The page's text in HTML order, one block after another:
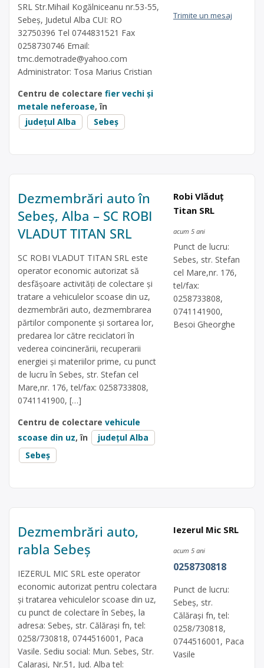
SRL Str.Mihail Kogălniceanu nr.53-55,
Sebeș, Judetul Alba CUI: RO
32750396 Tel 0744831521 Fax
0258730746 Email:
tmc.demotrade@yahoo.com
Administrator: Tosa Marius Cristian
Centru de colectare fier vechi și
metale neferoase, în
județul Alba
Sebeș
Trimite un mesaj
Dezmembrări auto în
Sebeș, Alba – SC ROBI
VLADUT TITAN SRL
SC ROBI VLADUT TITAN SRL este
operator economic autorizat să
desfăşoare activităţi de colectare şi
tratare a vehiculelor scoase din uz,
dezmembrări auto, dezmembrarea
părtilor componente și sortarea lor,
predarea lor către reciclatori în
vederea coincinerării, recuperarii
energiei și materiilor prime, cu punct
de lucru în Sebes, str. Stefan cel
Mare,nr. 176, tel/fax: 0258733808,
0741141900, […]
Centru de colectare vehicule
scoase din uz, în
județul Alba
Sebeș
Robi Vlăduţ
Titan SRL
acum 5 ani
Punct de lucru:
Sebes, str. Stefan
cel Mare,nr. 176,
tel/fax:
0258733808,
0741141900,
Besoi Gheorghe
Dezmembrări auto,
rabla Sebeș
IEZERUL MIC SRL este operator
economic autorizat pentru colectara
și tratarea vehiculelor scoase din uz,
cu punct de colectare în Sebeș, la
adresa: Sebeș, str. Călărași fn, tel:
0258/730818, 0744516001, Paca
Vasile. Sediu social: Mun. Sebes, Str.
Calarasi, Nr.51, Jud. Alba tel:
Iezerul Mic SRL
acum 5 ani
0258730818
Punct de lucru:
Sebeș, str.
Călărași fn, tel:
0258/730818,
0744516001, Paca
Vasile